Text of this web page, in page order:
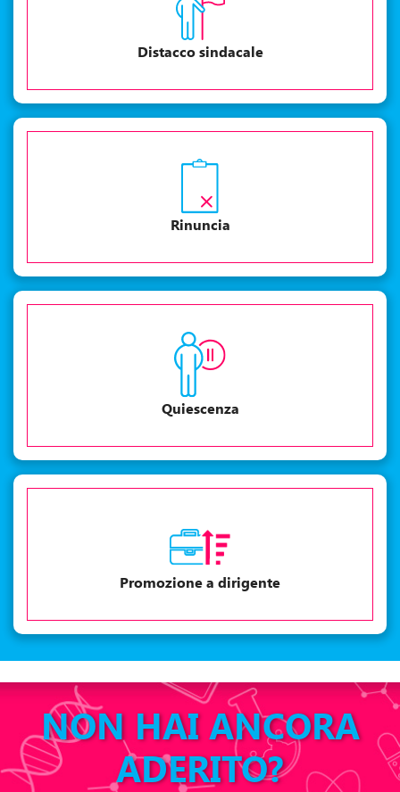
Distacco sindacale
Rinuncia
Quiescenza
Promozione a dirigente
NON HAI ANCORA
ADERITO?